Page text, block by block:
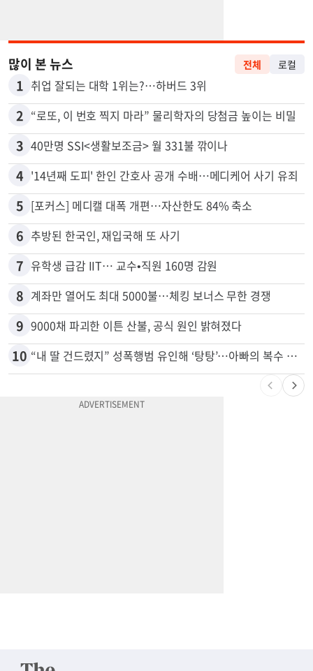
1 취업 잘되는 대학 1위는?…하버드 3위
2 “로또, 이 번호 찍지 마라” 물리학자의 당첨금 높이는 비밀
3 40만명 SSI<생활보조금> 월 331불 깎이나
4 '14년째 도피' 한인 간호사 공개 수배…메디케어 사기 유죄
5 [포커스] 메디캘 대폭 개편…자산한도 84% 축소
6 추방된 한국인, 재입국해 또 사기
7 유학생 급감 IIT… 교수•직원 160명 감원
8 계좌만 열어도 최대 5000불…체킹 보너스 무한 경쟁
9 9000채 파괴한 이튼 산불, 공식 원인 밝혀졌다
“내 딸 건드렸지” 성폭행범 유인해 ‘탕탕’…아빠의 복수 결말